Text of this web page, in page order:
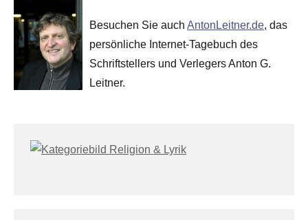
Besuchen Sie auch AntonLeitner.de, das
persönliche Internet-Tagebuch des
Schriftstellers und Verlegers Anton G.
Leitner.